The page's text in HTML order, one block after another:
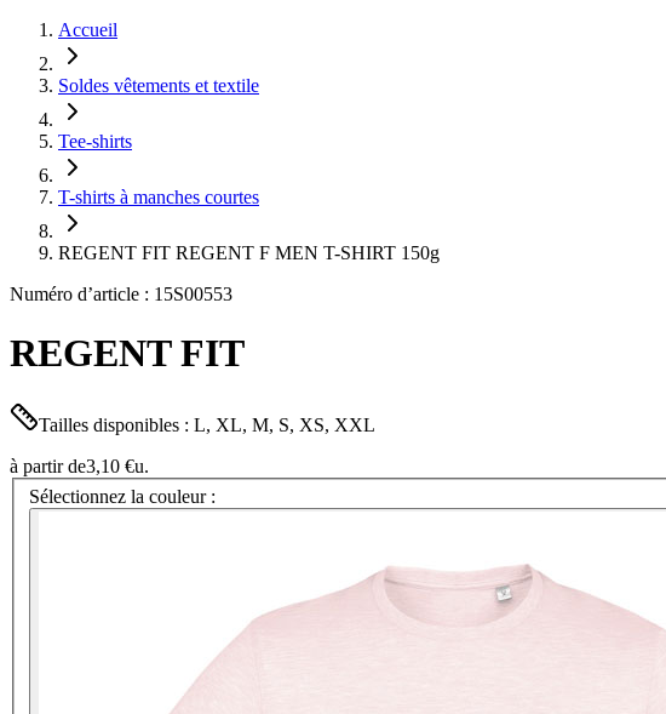
Accueil
Soldes vêtements et textile
Tee-shirts
T-shirts à manches courtes
REGENT FIT REGENT F MEN T-SHIRT 150g
Numéro d’article : 15S00553
REGENT FIT
Tailles disponibles : L, XL, M, S, XS, XXL
à partir de3,10 €u.
Sélectionnez la couleur :